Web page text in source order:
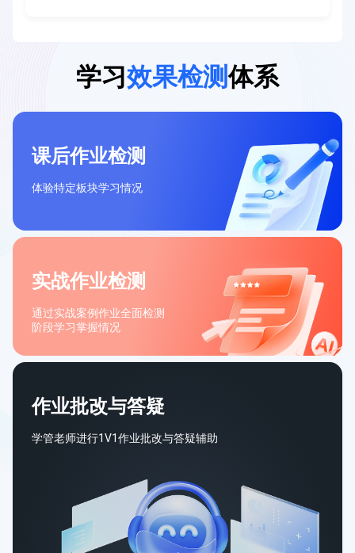
学习效果检测体系
课后作业检测
体验特定板块学习情况
实战作业检测
通过实战案例作业全面检测
阶段学习掌握情况
作业批改与答疑
学管老师进行1V1作业批改与答疑辅助